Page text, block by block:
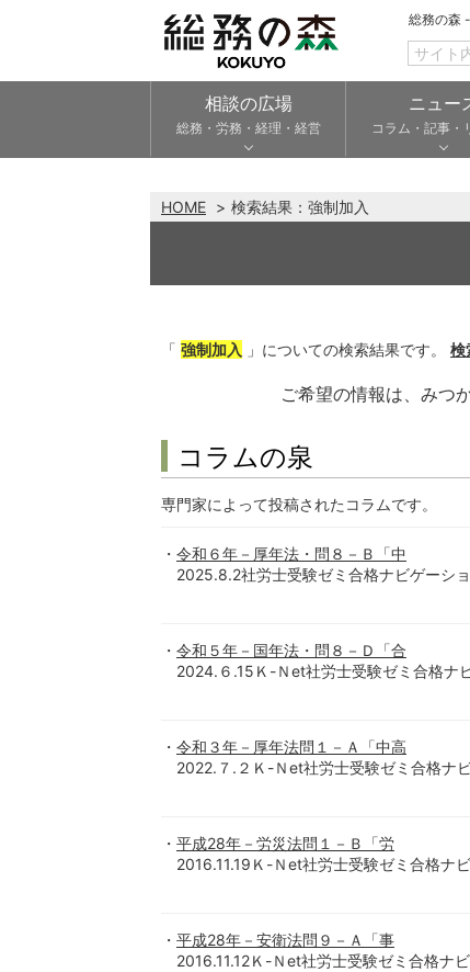
総務の森
相談の広場
総務・労務・経理・経営
ニュー
コラム・記事・
HOME 検索結果： 強制加入
「 強制加入 」についての検索結果です。 検
ご希望の情報は、みつ
コラムの泉
専門家によって投稿されたコラムです。
令和６年－厚年法・問８－Ｂ「中
2025.8.2社労士受験ゼミ合格ナビゲーシ
令和５年－国年法・問８－Ｄ「合
2024.６.15Ｋ-Ｎet社労士受験ゼミ合格ナ
令和３年－厚年法問１－Ａ「中高
2022.７.２Ｋ-Ｎet社労士受験ゼミ合格ナ
平成28年－労災法問１－Ｂ「労
2016.11.19Ｋ-Ｎet社労士受験ゼミ合格ナ
平成28年－安衛法問９－Ａ「事
2016.11.12Ｋ-Ｎet社労士受験ゼミ合格ナ